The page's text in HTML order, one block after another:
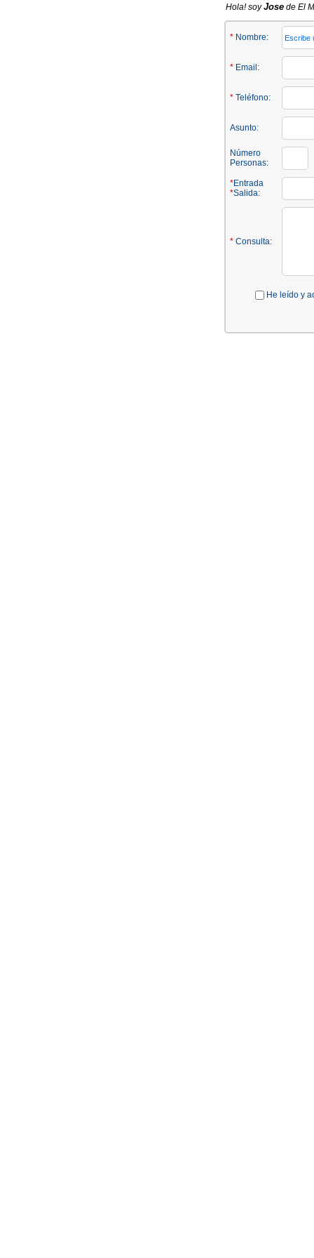
Hola! soyJose de El
* Nombre:
* Email:
* Teléfono:
Asunto:
Número
Personas:
*Entrada
*Salida:
* Consulta:
He leído y